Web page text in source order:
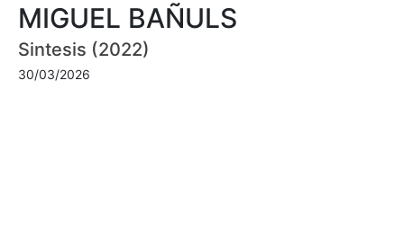
MIGUEL BAÑULS
Sintesis (2022)
30/03/2026